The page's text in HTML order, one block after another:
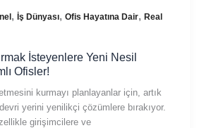
, İş Dünyası, Ofis Hayatına Dair, Real
İsteyenlere Yeni Nesil
Ofisler!
kurmayı planlayanlar için, artık
yerini yenilikçi çözümlere bırakıyor.
girişimcilere ve